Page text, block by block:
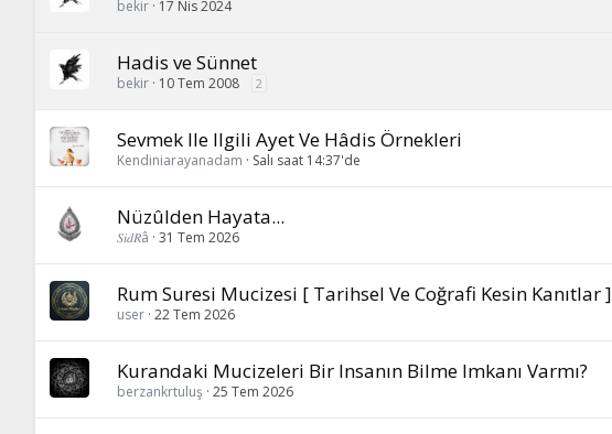
bekir 17 Nis 2024
Hadis ve Sünnet
bekir 10 Tem 2008 2
Sevmek Ile Ilgili Ayet Ve Hâdis Örnekleri
Kendiniarayanadam Salı saat 14:37'de
Nüzûlden Hayata...
𝑆𝑖𝑑𝑅â 31 Tem 2026
Rum Suresi Mucizesi [ Tarihsel Ve Coğrafi Kesin Kanıtlar ]
user 22 Tem 2026
Kurandaki Mucizeleri Bir Insanın Bilme Imkanı Varmı?
berzankrtuluş 25 Tem 2026